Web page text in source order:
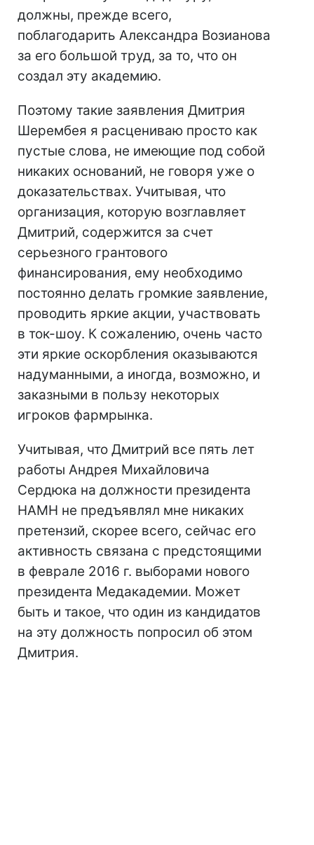
должны, прежде всего,
поблагодарить Александра Возианова
за его большой труд, за то, что он
создал эту академию.
Поэтому такие заявления Дмитрия
Шерембея я расцениваю просто как
пустые слова, не имеющие под собой
никаких оснований, не говоря уже о
доказательствах. Учитывая, что
организация, которую возглавляет
Дмитрий, содержится за счет
серьезного грантового
финансирования, ему необходимо
постоянно делать громкие заявление,
проводить яркие акции, участвовать
в ток-шоу. К сожалению, очень часто
эти яркие оскорбления оказываются
надуманными, а иногда, возможно, и
заказными в пользу некоторых
игроков фармрынка.
Учитывая, что Дмитрий все пять лет
работы Андрея Михайловича
Сердюка на должности президента
НАМН не предъявлял мне никаких
претензий, скорее всего, сейчас его
активность связана с предстоящими
в феврале 2016 г. выборами нового
президента Медакадемии. Может
быть и такое, что один из кандидатов
на эту должность попросил об этом
Дмитрия.